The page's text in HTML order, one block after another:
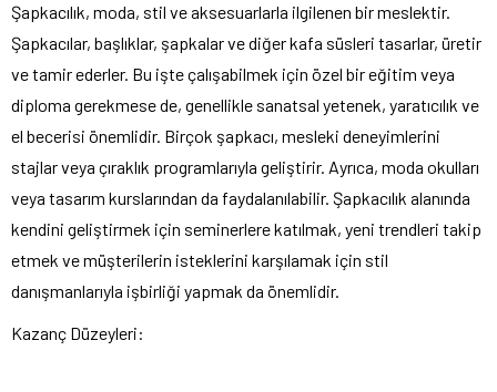
Şapkacılık, moda, stil ve aksesuarlarla ilgilenen bir meslektir.
Şapkacılar, başlıklar, şapkalar ve diğer kafa süsleri tasarlar, üretir
ve tamir ederler. Bu işte çalışabilmek için özel bir eğitim veya
diploma gerekmese de, genellikle sanatsal yetenek, yaratıcılık ve
el becerisi önemlidir. Birçok şapkacı, mesleki deneyimlerini
stajlar veya çıraklık programlarıyla geliştirir. Ayrıca, moda okulları
veya tasarım kurslarından da faydalanılabilir. Şapkacılık alanında
kendini geliştirmek için seminerlere katılmak, yeni trendleri takip
etmek ve müşterilerin isteklerini karşılamak için stil
danışmanlarıyla işbirliği yapmak da önemlidir.
Kazanç Düzeyleri: